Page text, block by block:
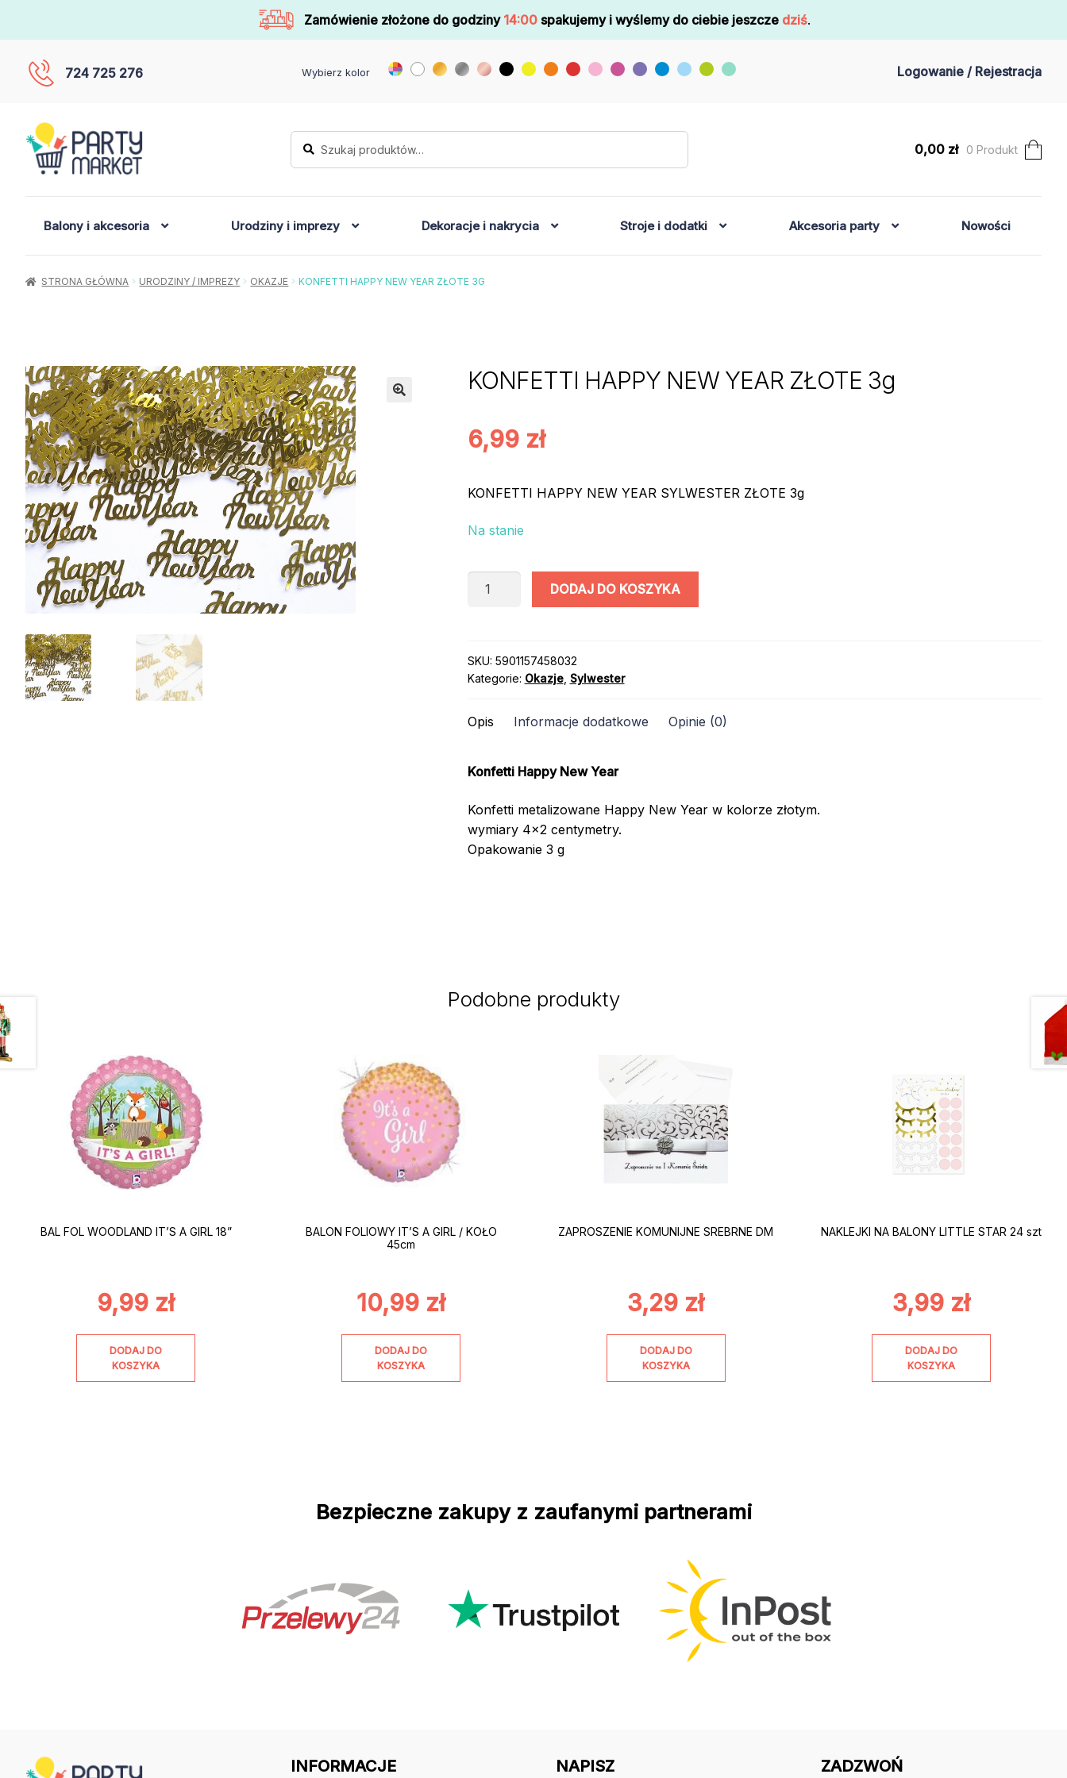
Zamówienie złożone do godziny 14:00 spakujemy i wyślemy do ciebie jeszcze dziś.
724 725 276 Wybierz kolor Logowanie / Rejestracja
Szukaj:
Szukaj
0,00 zł 0 Produkt
Balony i akcesoria Urodziny i imprezy Dekoracje i nakrycia Stroje i dodatki Akcesoria party Nowości
STRONA GŁÓWNA URODZINY / IMPREZY OKAZJE KONFETTI HAPPY NEW YEAR ZŁOTE 3G
KONFETTI HAPPY NEW YEAR ZŁOTE 3g
6,99 zł
KONFETTI HAPPY NEW YEAR SYLWESTER ZŁOTE 3g
Na stanie
YEAR
ZŁOTE
DODAJ DO KOSZYKA
SKU: 5901157458032
Kategorie: Okazje, Sylwester
Opis Informacje dodatkowe Opinie (0)
Konfetti Happy New Year
Konfetti metalizowane Happy New Year w kolorze złotym.
wymiary 4×2 centymetry.
Opakowanie 3 g
Podobne produkty
BAL FOL WOODLAND IT’S A GIRL 18”
9,99 zł
DODAJ DO
KOSZYKA
BALON FOLIOWY IT’S A GIRL / KOŁO
45cm
10,99 zł
DODAJ DO
KOSZYKA
ZAPROSZENIE KOMUNIJNE SREBRNE DM
3,29 zł
DODAJ DO
KOSZYKA
NAKLEJKI NA BALONY LITTLE STAR 24 szt
3,99 zł
DODAJ DO
KOSZYKA
Bezpieczne zakupy z zaufanymi partnerami
INFORMACJE NAPISZ ZADZWOŃ